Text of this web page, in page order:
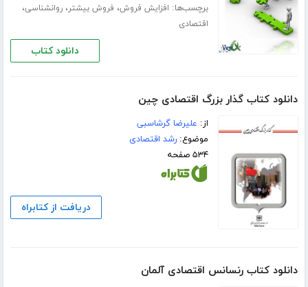
برچسب‌ها: افزایش فروش، فروش بیشتر،روانشناسی،
اقتصادی
دانلود کتاب
دانلود کتاب گذار بزرگ اقتصادی چین
از: علیرضا گرشاسبی
موضوع:رشد اقتصادی
۵۳۴ صفحه
دریافت از کتابراه
دانلود کتاب رنسانس اقتصادی آلمان